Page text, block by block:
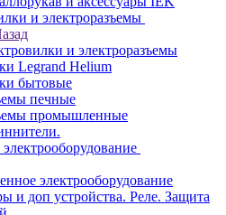
и электроразъемы
и электроразъемы
Legrand Helium
бытовые
печные
промышленные
электрооборудование
и доп устройства. Реле. Защита